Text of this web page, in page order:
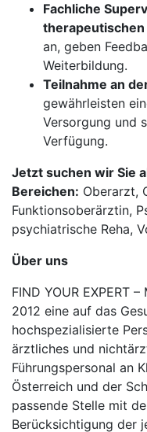
Fachliche
an, geben
Weiterbildung.
Teilnahme an
gewährleisten
Versorgung und
Verfügung.
Jetzt suchen wir Sie
Bereichen: Oberarzt,
Funktionsoberärztin,
psychiatrische Reha,
Über uns
FIND YOUR EXPERT
2012 eine auf das
hochspezialisierte
ärztliches und
Führungspersonal an
Österreich und der
passende Stelle mit
Berücksichtigung der